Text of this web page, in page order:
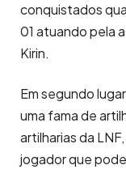
conquistados
01 atuando pela
Kirin.
Em segundo
uma fama de
artilharias da
jogador que